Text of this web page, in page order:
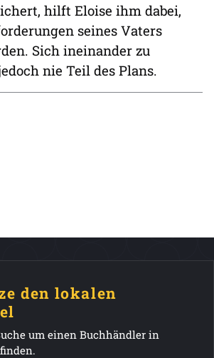
hilft Eloise ihm dabei,
seines Vaters
Sich ineinander zu
nie Teil des Plans.
den lokalen
um einen Buchhändler in